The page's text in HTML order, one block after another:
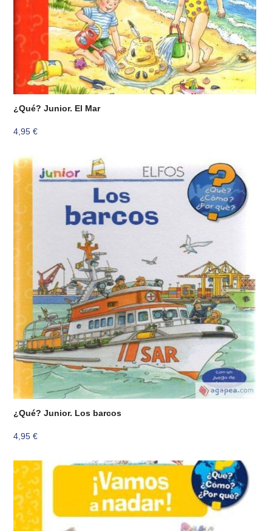
¿Qué? Junior. El Mar
4,95€
¿Qué? Junior. Los barcos
4,95€